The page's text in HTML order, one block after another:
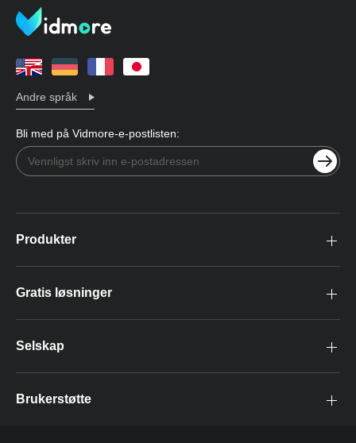
Andre språk
Bli med på Vidmore-e-postlisten:
Produkter
Gratis løsninger
Selskap
Brukerstøtte